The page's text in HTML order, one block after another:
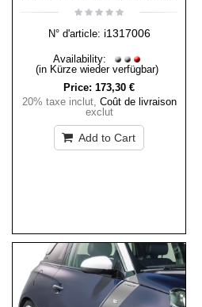
N° d'article: i1317006
Availability:
(in Kürze wieder verfügbar)
Price: 173,30 €
20% taxe inclut, Coût de livraison
exclut
Add to Cart